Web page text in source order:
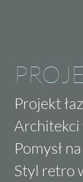
Projekt
Pomysł
Styl retro